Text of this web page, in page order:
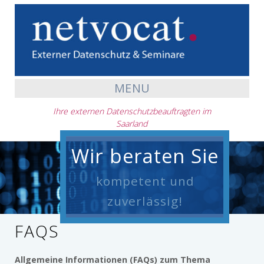
MENU
Ihre externen Datenschutzbeauftragten im
Saarland
Wir beraten Sie
kompetent und
zuverlässig!
FAQS
Allgemeine Informationen (FAQs) zum Thema